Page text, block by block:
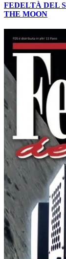
FEDELTÀ DEL
THE MOON